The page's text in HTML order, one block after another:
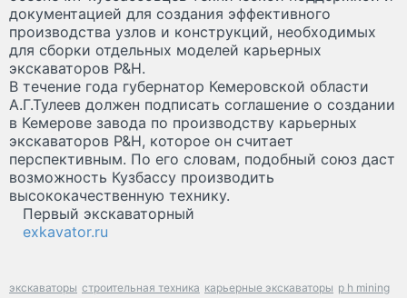
документацией для создания эффективного
производства узлов и конструкций, необходимых
для сборки отдельных моделей карьерных
экскаваторов P&H.
В течение года губернатор Кемеровской области
А.Г.Тулеев должен подписать соглашение о создании
в Кемерове завода по производству карьерных
экскаваторов P&H, которое он считает
перспективным. По его словам, подобный союз даст
возможность Кузбассу производить
высококачественную технику.
Первый экскаваторный
exkavator.ru
экскаваторы строительная техника карьерные экскаваторы p h mining